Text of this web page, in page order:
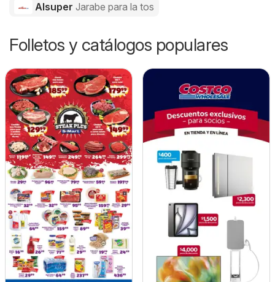
Alsuper Jarabe para la tos
Folletos y catálogos populares